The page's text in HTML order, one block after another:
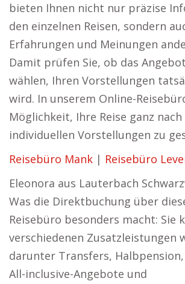
bieten Ihnen nicht nur präzise
den einzelnen Reisen, sondern
Erfahrungen und Meinungen
Damit prüfen Sie, ob das
wählen, Ihren Vorstellungen
wird. In unserem Online-
Möglichkeit, Ihre Reise ganz
individuellen Vorstellungen zu
Reisebüro Mank | Reisebüro
Eleonora aus Lauterbach
Was die Direktbuchung über
Reisebüro besonders macht: Sie
verschiedenen Zusatzleistungen
darunter Transfers,
All-inclusive-Angebote und